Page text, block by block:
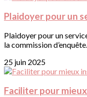
Plaidoyer pour un
Plaidoyer pour un
la commission
25 juin 2025
Faciliter pour